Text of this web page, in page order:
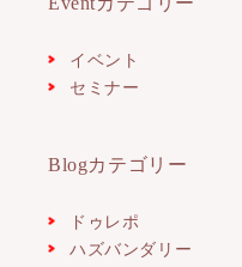
イベント
セミナー
Blogカテゴリー
ドゥレポ
ハズバンダリー